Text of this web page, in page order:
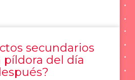
secundarios
píldora del día